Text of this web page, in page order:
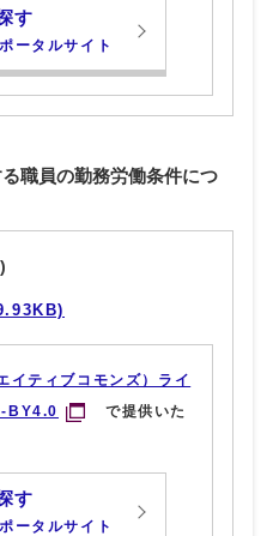
す
ータルサイト
職員の勤務労働条件につ
イティブコモンズ）ライ
BY4.0
で提供いた
す
ータルサイト